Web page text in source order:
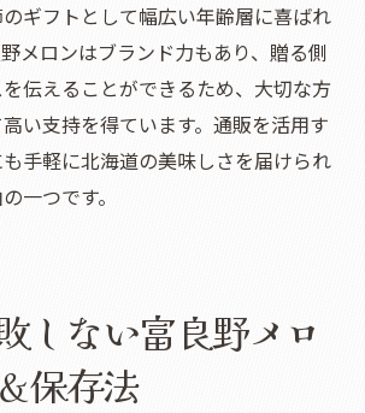
ギフトとして幅広い年齢層に喜ばれ
メロンはブランド力もあり、贈る側
伝えることができるため、大切な方
い支持を得ています。通販を活用す
手軽に北海道の美味しさを届けられ
一つです。
しない富良野メロ
保存法